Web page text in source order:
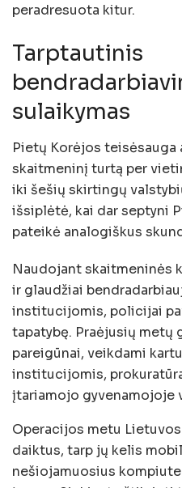
peradresuota kitur.
Tarptautinis
sulaikymas
Pietų Korėjos teisėsauga
skaitmeninį turtą per
iki šešių skirtingų
išsiplėtė, kai dar septyni
pateikė analogiškus
Naudojant skaitmeninės
ir glaudžiai
institucijomis, policijai
tapatybę. Praėjusių metų
pareigūnai, veikdami
institucijomis,
įtariamojo gyvenamojoje
Operacijos metu
daiktus, tarp jų kelis
nešiojamuosius